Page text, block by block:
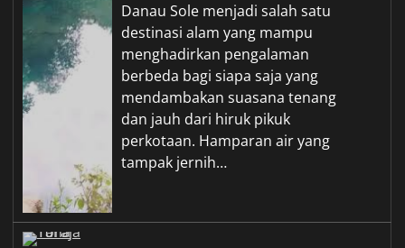
Danau Sole menjadi salah satu
destinasi alam yang mampu
menghadirkan pengalaman
berbeda bagi siapa saja yang
mendambakan suasana tenang
dan jauh dari hiruk pikuk
perkotaan. Hamparan air yang
tampak jernih…